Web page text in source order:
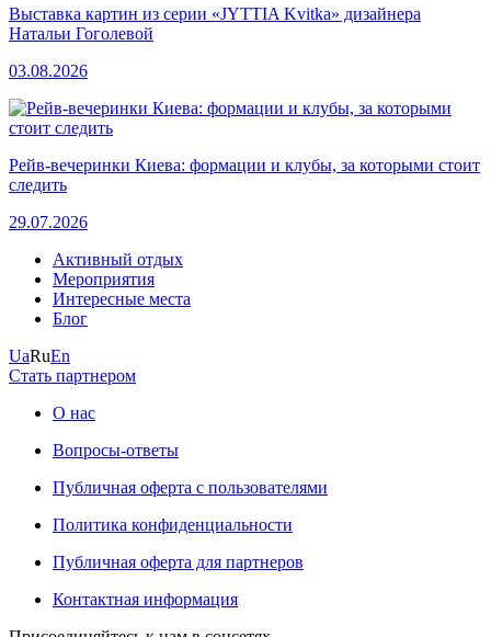
Выставка картин из серии «JYTTIA Kvitka» дизайнера
Натальи Гоголевой
03.08.2026
Рейв-вечеринки Киева: формации и клубы, за которыми стоит
следить
29.07.2026
Активный отдых
Мероприятия
Интересные места
Блог
UaRuEn
Стать партнером
О нас
Вопросы-ответы
Публичная оферта с пользователями
Политика конфиденциальности
Публичная оферта для партнеров
Контактная информация